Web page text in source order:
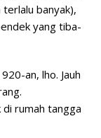
banyak),
yang tiba-
an, lho. Jauh
rumah tangga